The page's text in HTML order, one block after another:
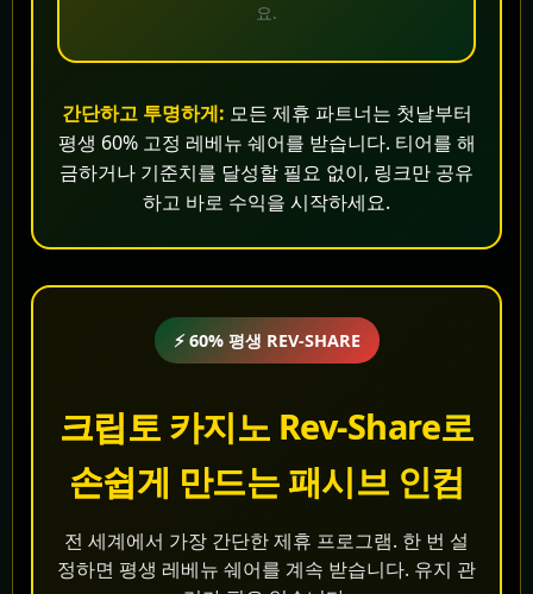
요.
간단하고 투명하게: 모든 제휴 파트너는 첫날부터
평생 60% 고정 레베뉴 쉐어를 받습니다. 티어를 해
금하거나 기준치를 달성할 필요 없이, 링크만 공유
하고 바로 수익을 시작하세요.
⚡ 60% 평생 REV-SHARE
크립토 카지노 Rev-Share로
손쉽게 만드는 패시브 인컴
전 세계에서 가장 간단한 제휴 프로그램. 한 번 설
정하면 평생 레베뉴 쉐어를 계속 받습니다. 유지 관